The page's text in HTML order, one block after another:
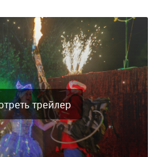
трейлер